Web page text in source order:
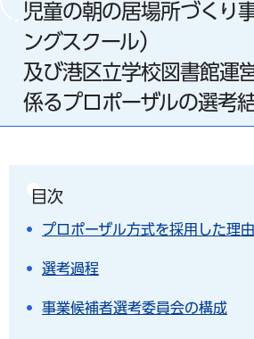
児童の朝の居場所づくり
ングスクール）
及び港区立学校図書館運
係るプロポーザルの選考
目次
プロポーザル方式を採用した理由
選考過程
事業候補者選考委員会の構成